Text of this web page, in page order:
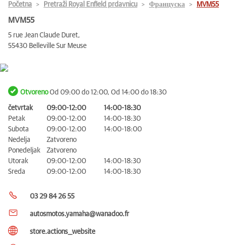
Početna Pretraži Royal Enfield prdavnicu Француска MVM55
MVM55
5 rue Jean Claude Duret,
55430 Belleville Sur Meuse
OtvorenoOd 09:00 do 12:00, Od 14:00 do 18:30
četvrtak 09:00-12:00
14:00-18:30
Petak
09:00-12:00
14:00-18:30
Subota
09:00-12:00
14:00-18:00
Nedelja
Zatvoreno
Ponedeljak
Zatvoreno
Utorak
09:00-12:00
14:00-18:30
Sreda
09:00-12:00 14:00-18:30
03 29 84 26 55
autosmotos.yamaha@wanadoo.fr
store.actions__website